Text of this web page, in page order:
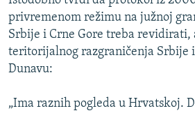
TRI DECENIJE OD RATA U BIH
SVE KARTE DEJTONA
privremenom režimu na južnoj
Srbije i Crne Gore treba revidirati,
teritorijalnog razgraničenja Srbije
Dunavu:
„Ima raznih pogleda u Hrvatskoj.